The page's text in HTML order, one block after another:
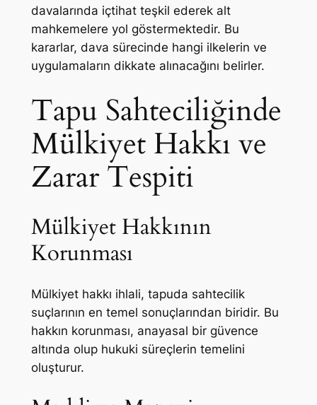
davalarında içtihat teşkil ederek alt
mahkemelere yol göstermektedir. Bu
kararlar, dava sürecinde hangi ilkelerin ve
uygulamaların dikkate alınacağını belirler.
Tapu Sahteciliğinde
Mülkiyet Hakkı ve
Zarar Tespiti
Mülkiyet Hakkının
Korunması
Mülkiyet hakkı ihlali, tapuda sahtecilik
suçlarının en temel sonuçlarından biridir. Bu
hakkın korunması, anayasal bir güvence
altında olup hukuki süreçlerin temelini
oluşturur.